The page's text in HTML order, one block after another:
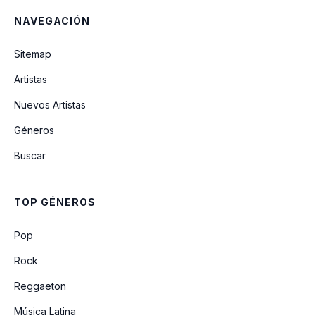
NAVEGACIÓN
Sitemap
Artistas
Nuevos Artistas
Géneros
Buscar
TOP GÉNEROS
Pop
Rock
Reggaeton
Música Latina